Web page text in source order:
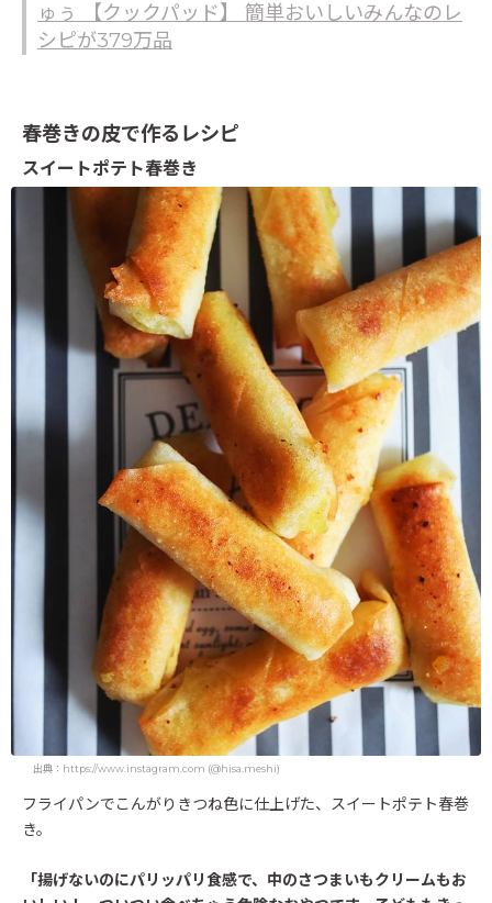
ゅぅ 【クックパッド】 簡単おいしいみんなのレ
シピが379万品
春巻きの皮で作るレシピ
スイートポテト春巻き
出典：https://www.instagram.com (@hisa.meshi)
フライパンでこんがりきつね色に仕上げた、スイートポテト春巻
き。
「揚げないのにパリッパリ食感で、中のさつまいもクリームもお